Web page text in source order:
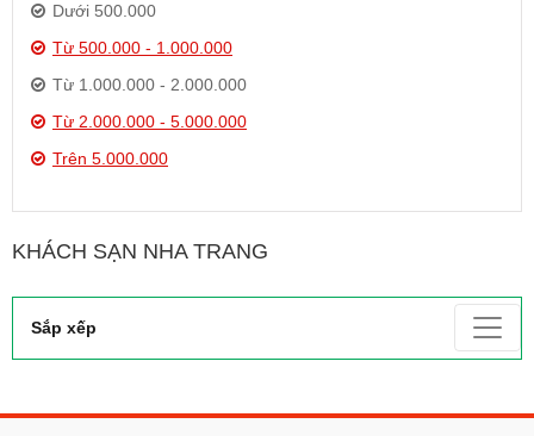
KHÁCH SẠN NHA TRANG
Sắp xếp
Dưới 500.000
Từ 500.000 - 1.000.000
Từ 1.000.000 - 2.000.000
Từ 2.000.000 - 5.000.000
Trên 5.000.000